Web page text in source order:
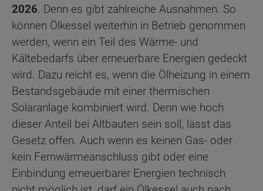
2026. Denn es gibt zahlreiche Ausnahmen. So
können Ölkessel weiterhin in Betrieb genommen
werden, wenn ein Teil des Wärme- und
Kältebedarfs über erneuerbare Energien gedeckt
wird. Dazu reicht es, wenn die Ölheizung in einem
Bestandsgebäude mit einer thermischen
Solaranlage kombiniert wird. Denn wie hoch
dieser Anteil bei Altbauten sein soll, lässt das
Gesetz offen. Auch wenn es keinen Gas- oder
kein Fernwärmeanschluss gibt oder eine
Einbindung erneuerbarer Energien technisch